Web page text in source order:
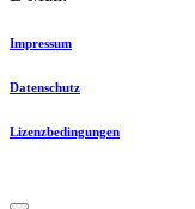
Impressum
Datenschutz
Lizenzbedingungen